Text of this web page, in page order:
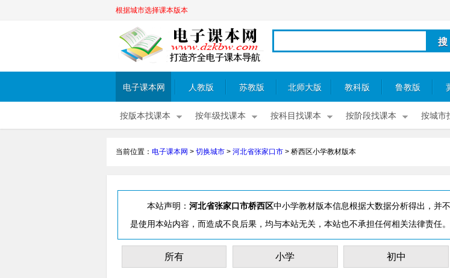
根据城市选择课本版本
电子课本网 人教版 苏教版 北师大版 教科版 鲁教版
按版本找课本 按年级找课本 按科目找课本 按阶段找课本 按城市
当前位置： 电子课本网 > 切换城市 > 河北省张家口市 > 桥西区小学教材版本
本站声明： 河北省张家口市桥西区中小学教材版本信息根据大数据分析得出，并
是使用本站内容，而造成不良后果，均与本站无关，本站也不承担任何相关法律责任
所有 小学 初中